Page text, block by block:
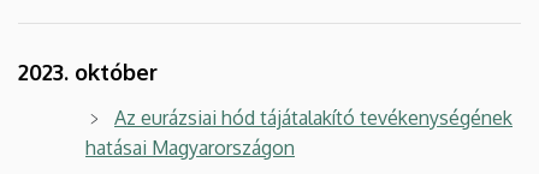
2023. október
Az eurázsiai hód tájátalakító tevékenységének
hatásai Magyarországon